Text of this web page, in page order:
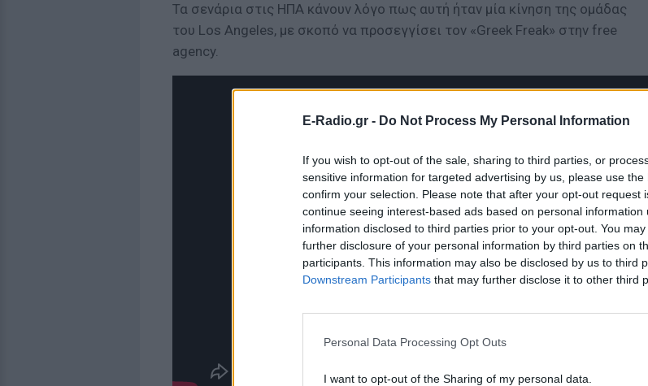
E-Radio.gr - Do Not Process My Personal Information
If you wish to opt-out of the sale, sharing to third parties, or
sensitive information for targeted advertising by us, please use
confirm your selection. Please note that after your opt-out request
continue seeing interest-based ads based on personal information
information disclosed to third parties prior to your opt-out. You
further disclosure of your personal information by third parties on
participants. This information may also be disclosed by us to third
Downstream Participants that may further disclose it to other third
Personal Data Processing Opt Outs
I want to opt-out of the Sharing of my personal data.
Τα σενάρια στις ΗΠΑ κάνουν λόγο πως αυτή ήταν μία κίνηση της ομάδας
του Los Angeles, με σκοπό να προσεγγίσει τον «Greek Freak» στην free
agency.